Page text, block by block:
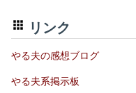
リンク
やる夫の感想ブログ
やる夫系掲示板